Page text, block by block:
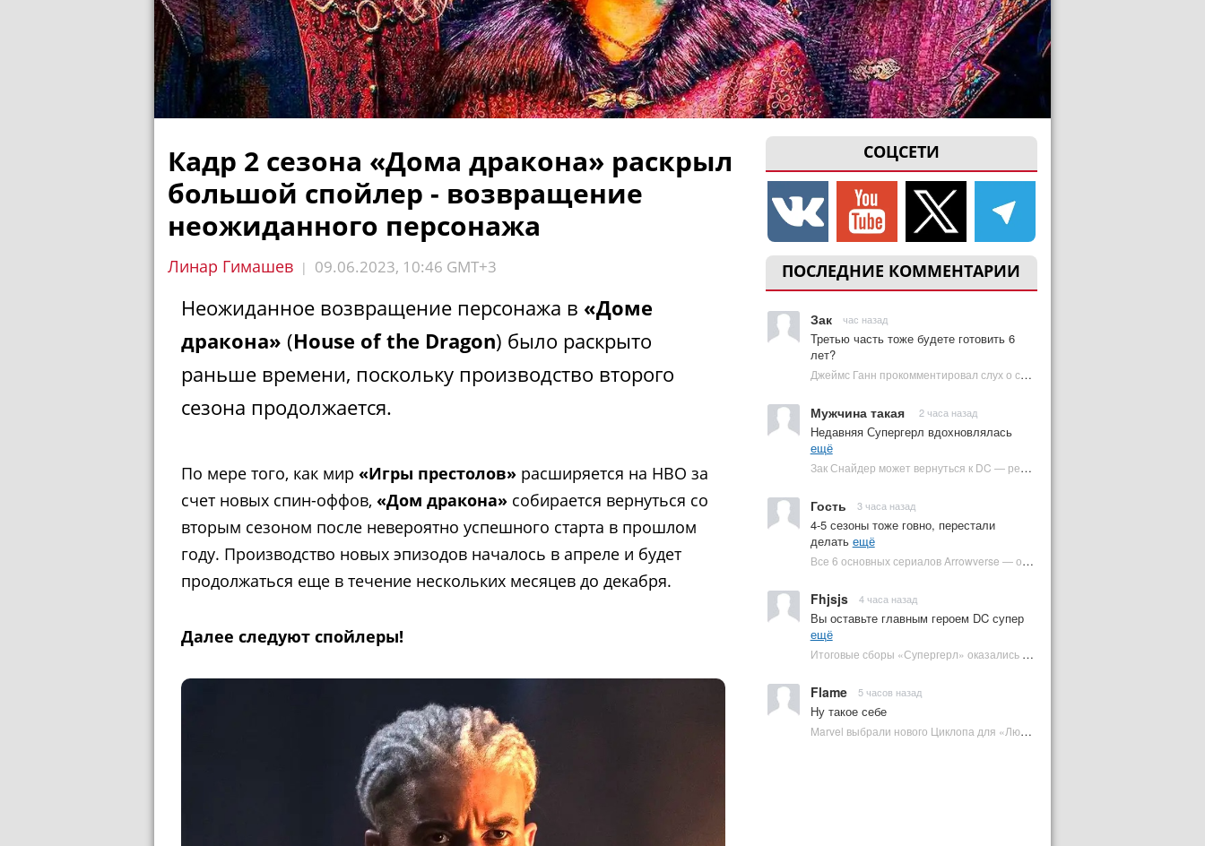
СОЦСЕТИ
ПОСЛЕДНИЕ КОММЕНТАРИИ
Зак час назад
Третью часть тоже будете готовить 6
лет?
Джеймс Ганн прокомментировал слух о съемках «Бэтмена 3» | Plugged In Ru
Мужчина такая 2 часа назад
Недавняя Супергерл вдохновлялась
ещё
Зак Снайдер может вернуться к DC — режиссер общался с Warner Bros. (фото) | Plugged In Ru
Гость 3 часа назад
4-5 сезоны тоже говно, перестали
делать ещё
Все 6 основных сериалов Arrowverse — от худшего к лучшему | Plugged In Ru
Fhjsjs 4 часа назад
Вы оставьте главным героем DC супер
ещё
Итоговые сборы «Супергерл» оказались худшими для DC за два десятилетия | Plugged In Ru
Flame 5 часов назад
Ну такое себе
Marvel выбрали нового Циклопа для «Людей Икс» | Plugged In Ru
Кадр 2 сезона «Дома дракона» раскрыл
большой спойлер - возвращение
неожиданного персонажа
Линар Гимашев | 09.06.2023, 10:46 GMT+3
Неожиданное возвращение персонажа в «Доме
дракона» (House of the Dragon) было раскрыто
раньше времени, поскольку производство второго
сезона продолжается.
По мере того, как мир «Игры престолов» расширяется на HBO за
счет новых спин-оффов, «Дом дракона» собирается вернуться со
вторым сезоном после невероятно успешного старта в прошлом
году. Производство новых эпизодов началось в апреле и будет
продолжаться еще в течение нескольких месяцев до декабря.
Далее следуют спойлеры!